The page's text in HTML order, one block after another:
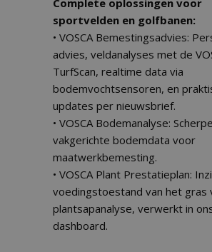
Complete oplossingen voor
sportvelden en golfbanen:
• VOSCA Bemestingsadvies:
advies, veldanalyses met de
TurfScan, realtime data via
bodemvochtsensoren, en
updates per nieuwsbrief.
• VOSCA Bodemanalyse:
vakgerichte bodemdata voor
maatwerkbemesting.
• VOSCA Plant Prestatieplan:
voedingstoestand van het gras
plantsapanalyse, verwerkt in
dashboard.